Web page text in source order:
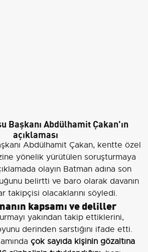
Başkanı Abdülhamit Çakan'ın
açıklaması
Abdülhamit Çakan, kentte özel
yönelik yürütülen soruşturmaya
olayın Batman adına son
belirtti ve baro olarak davanın
takipçisi olacaklarını söyledi.
kapsamı ve deliller
yakından takip ettiklerini,
derinden sarstığını ifade etti.
çok sayıda kişinin gözaltına